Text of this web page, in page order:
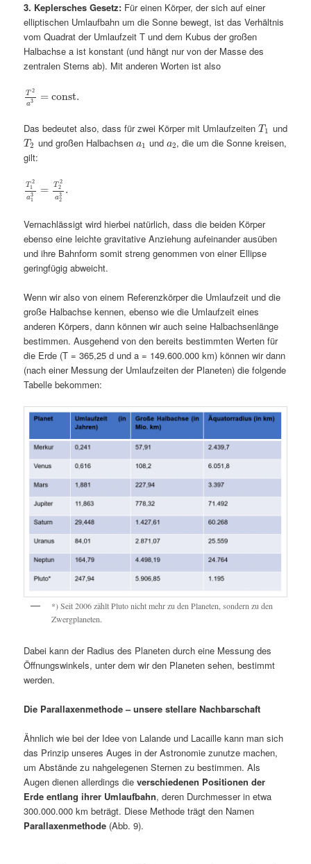
3. Keplersches Gesetz: Für einen Körper, der sich auf einer
elliptischen Umlaufbahn um die Sonne bewegt, ist das Verhältnis
vom Quadrat der Umlaufzeit T und dem Kubus der großen
Halbachse a ist konstant (und hängt nur von der Masse des
zentralen Sterns ab). Mit anderen Worten ist also
T 2
a3 = const.
Das bedeutet also, dass für zwei Körper mit UmlaufzeitenT1 und
T2 und großen Halbachsen a1 und a2, die um die Sonne kreisen,
gilt:
T 2
1
a3
1
= T 2
2
a3
2
.
Vernachlässigt wird hierbei natürlich, dass die beiden Körper
ebenso eine leichte gravitative Anziehung aufeinander ausüben
und ihre Bahnform somit streng genommen von einer Ellipse
geringfügig abweicht.
Wenn wir also von einem Referenzkörper die Umlaufzeit und die
große Halbachse kennen, ebenso wie die Umlaufzeit eines
anderen Körpers, dann können wir auch seine Halbachsenlänge
bestimmen. Ausgehend von den bereits bestimmten Werten für
die Erde (T = 365,25 d und a = 149.600.000 km) können wir dann
(nach einer Messung der Umlaufzeiten der Planeten) die folgende
Tabelle bekommen:
*) Seit 2006 zählt Pluto nicht mehr zu den Planeten, sondern zu den
Zwergplaneten.
Dabei kann der Radius des Planeten durch eine Messung des
Öffnungswinkels, unter dem wir den Planeten sehen, bestimmt
werden.
Die Parallaxenmethode – unsere stellare Nachbarschaft
Ähnlich wie bei der Idee von Lalande und Lacaille kann man sich
das Prinzip unseres Auges in der Astronomie zunutze machen,
um Abstände zu nahgelegenen Sternen zu bestimmen. Als
Augen dienen allerdings dieverschiedenen Positionen der
Erde entlang ihrer Umlaufbahn, deren Durchmesser in etwa
300.000.000 km beträgt. Diese Methode trägt den Namen
Parallaxenmethode (Abb. 9).